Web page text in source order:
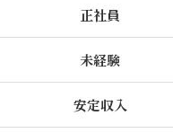
正社員
未経験
安定収入